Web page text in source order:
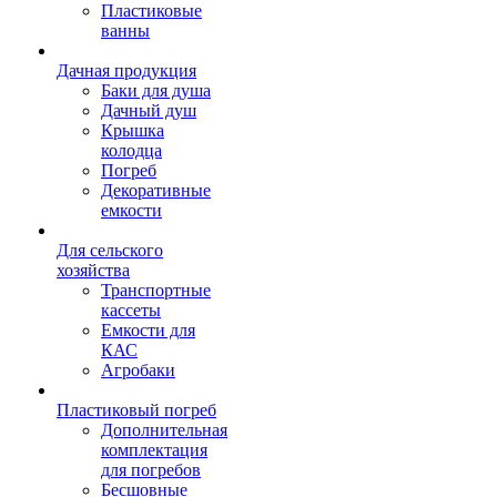
Пластиковые
ванны
Дачная продукция
Баки для душа
Дачный душ
Крышка
колодца
Погреб
Декоративные
емкости
Для сельского
хозяйства
Транспортные
кассеты
Емкости для
КАС
Агробаки
Пластиковый погреб
Дополнительная
комплектация
для погребов
Бесшовные